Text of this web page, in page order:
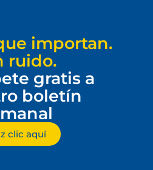
importan.
ruido.
gratis a
boletín
clic aquí